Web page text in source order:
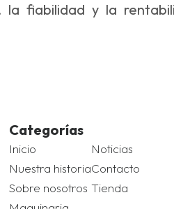
la fiabilidad y la
Categorías
Inicio
Nuestra historia
Sobre nosotros
Noticias
Contacto
Tienda